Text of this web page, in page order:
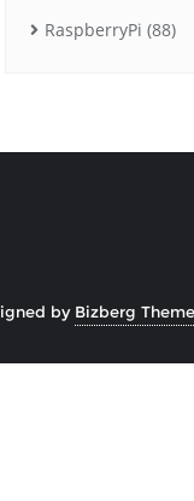
RaspberryPi (88)
by Bizberg